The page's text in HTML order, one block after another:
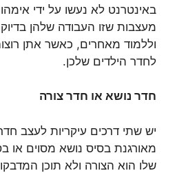
באינטרנט לא נעשו על ידי
מעצבות שזו העבודה שלהן
וללמוד מאחרים, כאשר אתן
לחדר הילדים שלכן.
חדר נושא או חדר צורה
יש שתי דרכים עיקריות לעצב
מאורגנת בסיס נושא מסוים או
שלו הוא הצורה ולא תוכן